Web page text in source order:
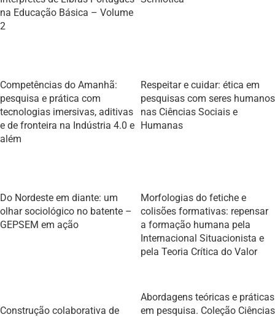
na Educação Básica – Volume
2
Competências do Amanhã:
pesquisa e prática com
tecnologias imersivas, aditivas
e de fronteira na Indústria 4.0 e
além
Respeitar e cuidar: ética em
pesquisas com seres humanos
nas Ciências Sociais e
Humanas
Do Nordeste em diante: um
olhar sociológico no batente –
GEPSEM em ação
Morfologias do fetiche e
colisões formativas: repensar
a formação humana pela
Internacional Situacionista e
pela Teoria Crítica do Valor
Construção colaborativa de
Abordagens teóricas e práticas
em pesquisa. Coleção Ciências